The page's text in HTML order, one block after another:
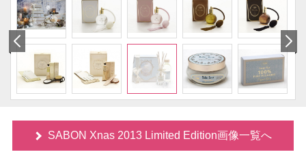
SABON Xnas 2013 Limited Edition画像一覧へ